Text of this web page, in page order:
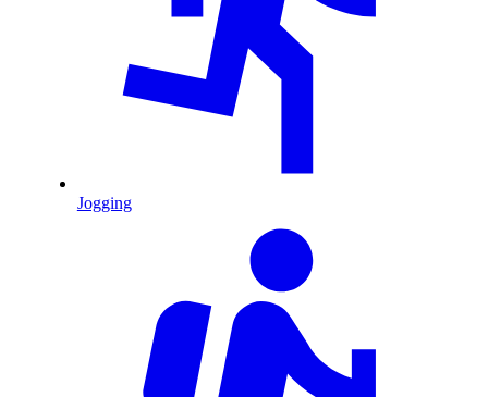
Jogging